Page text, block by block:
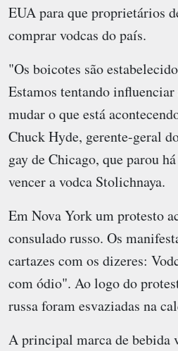
EUA para que proprietários
comprar vodcas do país.
"Os boicotes são
Estamos tentando
mudar o que está
Chuck Hyde, gerente-geral
gay de Chicago, que parou
vencer a vodca Stolichnaya.
Em Nova York um protesto
consulado russo. Os
cartazes com os dizeres:
com ódio". Ao logo do
russa foram esvaziadas na
A principal marca de bebida